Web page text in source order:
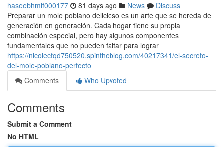
haseebhmif000177 81 days ago News
Discuss
Preparar un mole poblano delicioso es un arte que se hereda de
generación en generación. Cada hogar tiene su propia
combinación especial, pero hay algunos componentes
fundamentales que no pueden faltar para lograr
https://nicolecfqd750520.spintheblog.com/40217341/el-secreto-
del-mole-poblano-perfecto
Comments
Who Upvoted
Comments
Submit a Comment
No HTML